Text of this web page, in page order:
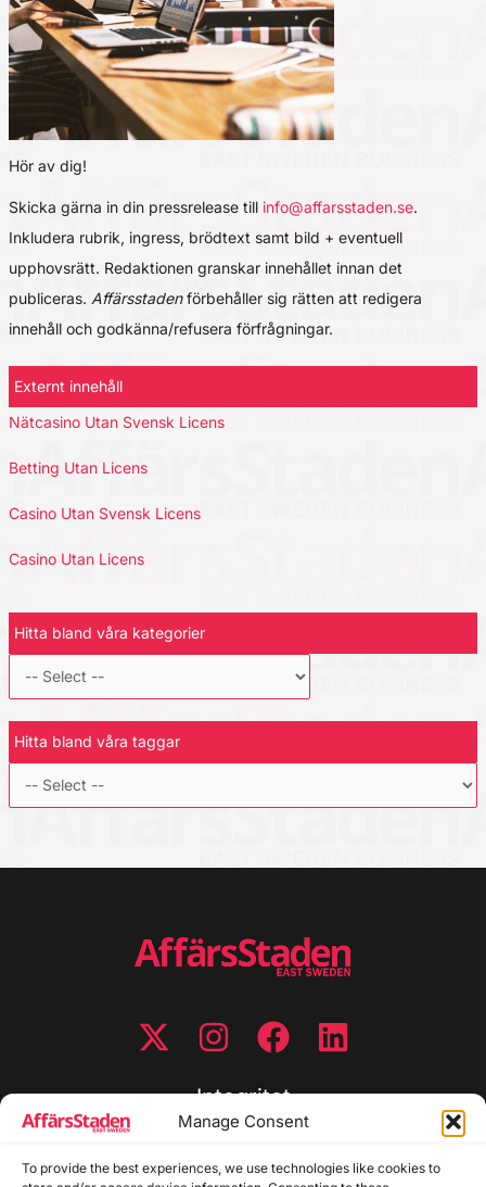
Manage Consent
To provide the best experiences, we use technologies like cookies to
Hör av dig!
Skicka gärna in din pressrelease till info@affarsstaden.se.
Inkludera rubrik, ingress, brödtext samt bild + eventuell
upphovsrätt. Redaktionen granskar innehållet innan det
publiceras. Affärsstadenförbehåller sig rätten att redigera
innehåll och godkänna/refusera förfrågningar.
Externt innehåll
Nätcasino Utan Svensk Licens
Betting Utan Licens
Casino Utan Svensk Licens
Casino Utan Licens
Hitta bland våra kategorier
Hitta bland våra taggar
Integritet
Cookiepolicy